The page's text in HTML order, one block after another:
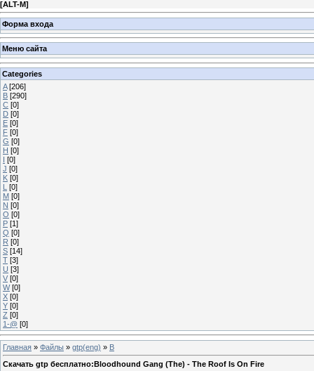
[ALT-M]
Форма входа
Меню сайта
Categories
A [206]
B [290]
C [0]
D [0]
E [0]
F [0]
G [0]
H [0]
I [0]
J [0]
K [0]
L [0]
M [0]
N [0]
O [0]
P [1]
Q [0]
R [0]
S [14]
T [3]
U [3]
V [0]
W [0]
X [0]
Y [0]
Z [0]
1-@ [0]
Главная » Файлы » gtp(eng) » B
Скачать gtp бесплатно:Bloodhound Gang (The) - The Roof Is On Fire